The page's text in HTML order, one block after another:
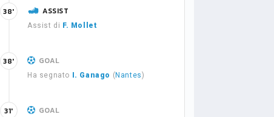
ASSIST
Assist di F. Mollet
38'
GOAL
Ha segnato I. Ganago ( Nantes)
38'
GOAL
31'